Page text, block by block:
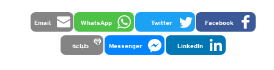
Facebook
Twitter
WhatsApp
Email
LinkedIn
Messenger طباعة